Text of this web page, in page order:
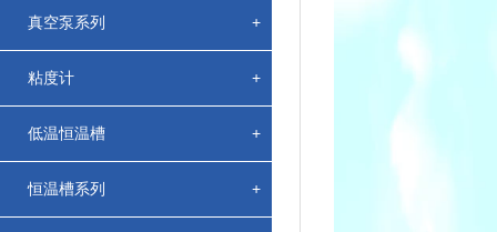
真空泵系列 +
粘度计 +
低温恒温槽 +
恒温槽系列 +